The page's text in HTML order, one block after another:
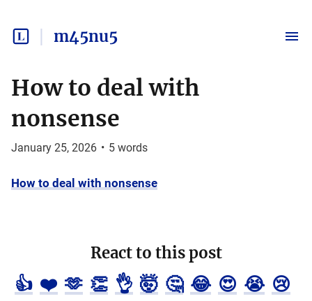
m45nu5
How to deal with
nonsense
January 25, 2026 • 5 words
How to deal with nonsense
React to this post
👍 ❤️ 🫶 👏 👌 🤯 🤔 😂 😍 😭 😢